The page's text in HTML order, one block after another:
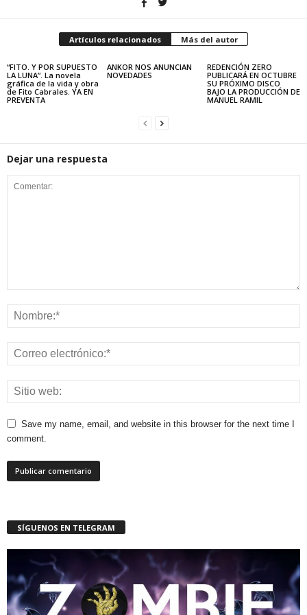
Artículos relacionados Más del autor
“FITO. Y POR SUPUESTO
LA LUNA”. La novela
gráfica de la vida y obra
de Fito Cabrales. YA EN
PREVENTA
ANKOR NOS ANUNCIAN
NOVEDADES
REDENCIÓN ZERO
PUBLICARÁ EN OCTUBRE
SU PRÓXIMO DISCO
BAJO LA PRODUCCIÓN DE
MANUEL RAMIL
Dejar una respuesta
Save my name, email, and website in this browser for the next time I
comment.
SÍGUENOS EN TELEGRAM